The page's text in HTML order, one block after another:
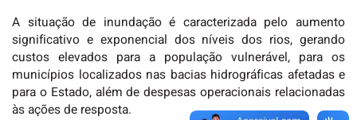
A situação de inundação é caracterizada pelo aumento
significativo e exponencial dos níveis dos rios, gerando
custos elevados para a população vulnerável, para os
municípios localizados nas bacias hidrográficas afetadas e
para o Estado, além de despesas operacionais relacionadas
às ações de resposta.